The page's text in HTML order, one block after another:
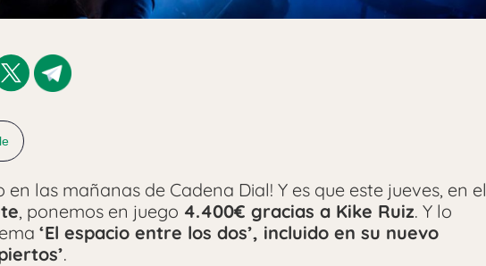
en las mañanas de Cadena Dial! Y es que este jueves, en el
, ponemos en juego 4.400€ gracias a Kike Ruiz. Y lo
‘El espacio entre los dos’, incluido en su nuevo
.